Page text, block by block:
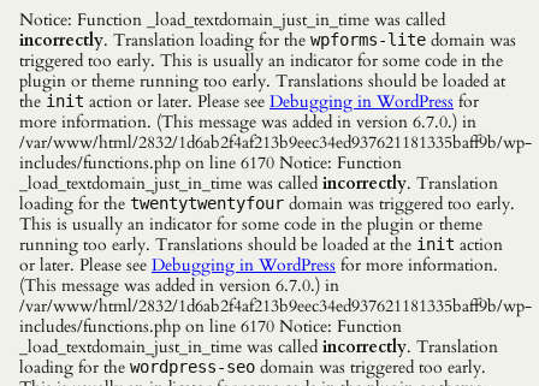
Notice: Function _load_textdomain_just_in_time was called
incorrectly. Translation loading for the wpforms-lite domain was
triggered too early. This is usually an indicator for some code in the
plugin or theme running too early. Translations should be loaded at
the init action or later. Please see Debugging in WordPress for
more information. (This message was added in version 6.7.0.) in
/var/www/html/2832/1d6ab2f4af213b9eec34ed937621181335baff9b/wp-
includes/functions.php on line 6170 Notice: Function
_load_textdomain_just_in_time was called incorrectly. Translation
loading for the twentytwentyfour domain was triggered too early.
This is usually an indicator for some code in the plugin or theme
running too early. Translations should be loaded at the init action
or later. Please see Debugging in WordPress for more information.
(This message was added in version 6.7.0.) in
/var/www/html/2832/1d6ab2f4af213b9eec34ed937621181335baff9b/wp-
includes/functions.php on line 6170 Notice: Function
_load_textdomain_just_in_time was called incorrectly. Translation
loading for the wordpress-seo domain was triggered too early.